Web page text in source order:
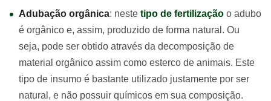
Adubação orgânica: neste tipo de fertilização o adubo
é orgânico e, assim, produzido de forma natural. Ou
seja, pode ser obtido através da decomposição de
material orgânico assim como esterco de animais. Este
tipo de insumo é bastante utilizado justamente por ser
natural, e não possuir químicos em sua composição.